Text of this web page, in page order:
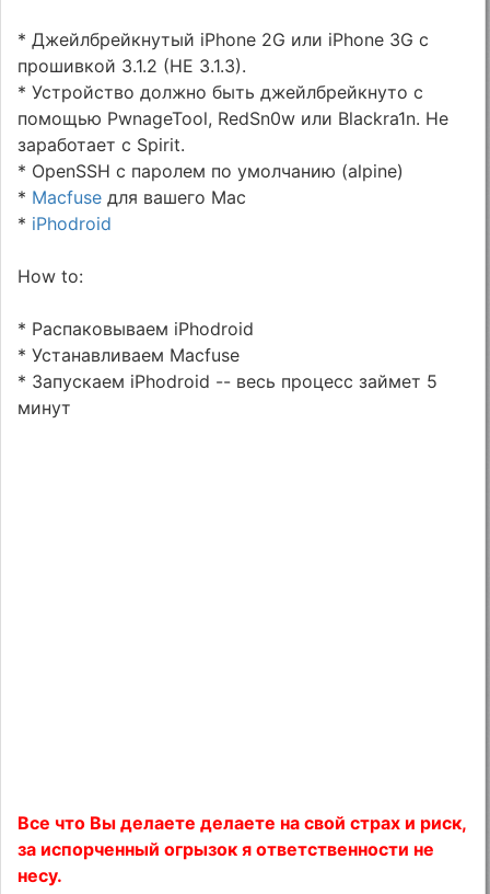
* Джейлбрейкнутый iPhone 2G или iPhone 3G с
прошивкой 3.1.2 (НЕ 3.1.3).
* Устройство должно быть джейлбрейкнуто с
помощью PwnageTool, RedSn0w или Blackra1n. Не
заработает с Spirit.
* OpenSSH с паролем по умолчанию (alpine)
* Macfuse для вашего Mac
* iPhodroid
How to:
* Распаковываем iPhodroid
* Устанавливаем Macfuse
* Запускаем iPhodroid -- весь процесс займет 5
минут
Все что Вы делаете делаете на свой страх и риск,
за испорченный огрызок я ответственности не
несу.